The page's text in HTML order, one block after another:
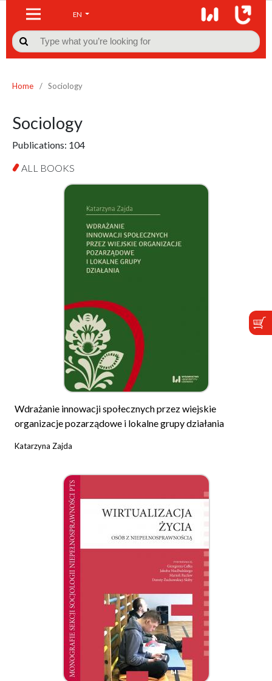
EN

Home / Sociology
Sociology
Publications: 104
ALL BOOKS
Wdrażanie innowacji społecznych przez wiejskie
organizacje pozarządowe i lokalne grupy działania
Katarzyna Zajda